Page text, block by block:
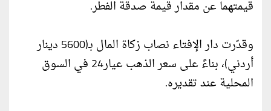
قيمتهما عن مقدار قيمة صدقة الفطر.
وقدّرت دار الإفتاء نصاب زكاة المال بـ(5600 دينار
أردني)، بناءً على سعر الذهب عيار24 في السوق
المحلية عند تقديره.